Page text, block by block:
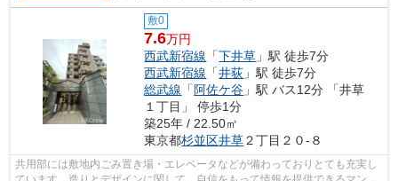
敷0
7.6万円
西武新宿線 「下井草 」駅 徒歩7分
西武新宿線 「井荻 」駅 徒歩7分
総武線 「 阿佐ケ谷 」駅 バス12分 「井草
１丁目」 停歩1分
築25年 / 22.50㎡
東京都杉並区井草２丁目２０-８
共用部には敷地内ごみ置き場・エレベータなどが備わっておりとても充実し